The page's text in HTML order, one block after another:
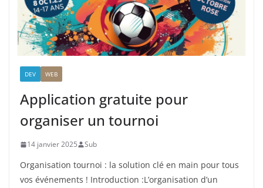
DEV WEB
Application gratuite pour
organiser un tournoi
14 janvier 2025 Sub
Organisation tournoi : la solution clé en main pour tous
vos événements ! Introduction :L’organisation d’un